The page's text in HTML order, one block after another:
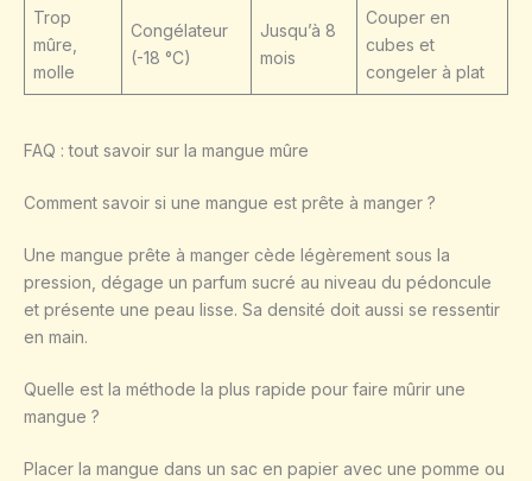
Trop
mûre,
molle
Congélateur
(-18 °C)
Jusqu’à 8
mois
Couper en
cubes et
congeler à plat
FAQ : tout savoir sur la mangue mûre
Comment savoir si une mangue est prête à manger ?
Une mangue prête à manger cède légèrement sous la
pression, dégage un parfum sucré au niveau du pédoncule
et présente une peau lisse. Sa densité doit aussi se ressentir
en main.
Quelle est la méthode la plus rapide pour faire mûrir une
mangue ?
Placer la mangue dans un sac en papier avec une pomme ou